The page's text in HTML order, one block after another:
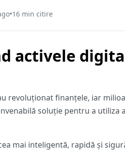
•16 min citire
activele
revoluționat finanțele, iar
soluție pentru a
mai inteligentă, rapidă și